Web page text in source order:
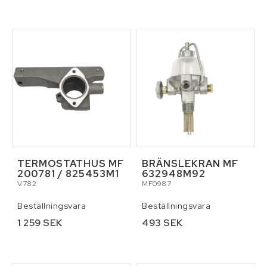
TERMOSTATHUS MF
200781 / 825453M1
V782
Beställningsvara
1 259 SEK
BRÄNSLEKRAN MF
632948M92
MF0987
Beställningsvara
493 SEK